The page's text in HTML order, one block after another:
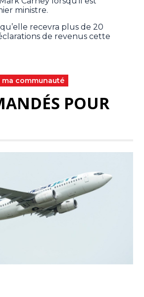
ministre.
qu’elle recevra plus de 20
de revenus cette
ma communauté
POUR